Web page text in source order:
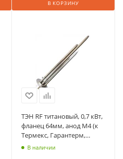
В КОРЗИНУ
ТЭН RF титановый, 0,7 кВт,
фланец 64мм, анод М4 (к
Термекс, Гарантерм,
плоский нержав. бак)
В наличии